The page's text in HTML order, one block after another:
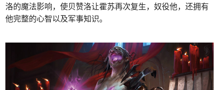
洛的魔法影响，使贝赞洛让霍苏再次复生，奴役他，还拥有
他完整的心智以及军事知识。